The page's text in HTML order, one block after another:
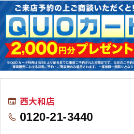
西大和店
0120-21-3440